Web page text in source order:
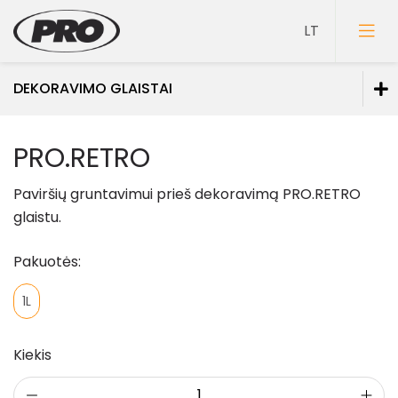
DEKORAVIMO GLAISTAI
Gruntai
Glaistai
Klijai
Mozaikiniai tinkai
Dekoravimo glaistai
PRO.RETRO
Paviršių gruntavimui prieš dekoravimą PRO.RETRO
glaistu.
Pakuotės:
1L
Kiekis